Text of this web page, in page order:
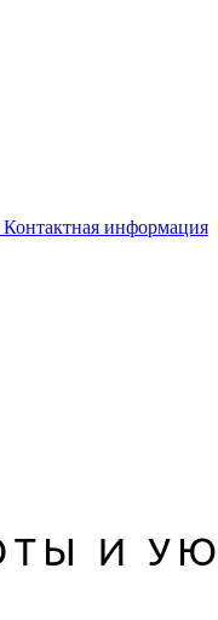
Контактная информация